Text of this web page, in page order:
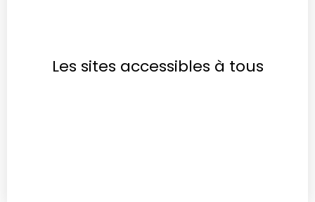
Les sites accessibles à tous